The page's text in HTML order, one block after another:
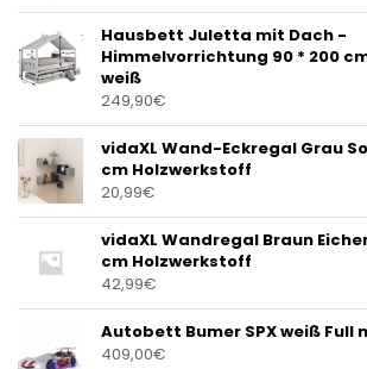
Hausbett Juletta mit Dach -
Himmelvorrichtung 90 * 200
weiß
249,90€
vidaXL Wand-Eckregal Grau
cm Holzwerkstoff
20,99€
vidaXL Wandregal Braun
cm Holzwerkstoff
42,99€
Autobett Bumer SPX weiß Full
409,00€